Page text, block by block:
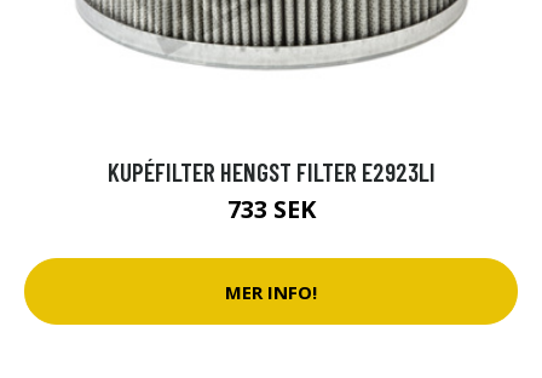
KUPÉFILTER HENGST FILTER E2923LI
733 SEK
MER INFO!